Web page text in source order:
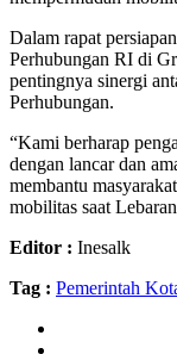
Dalam rapat
Perhubungan RI di
pentingnya sinergi
Perhubungan.
“Kami berharap
dengan lancar dan
membantu
mobilitas saat
Editor : Inesalk
Tag : Pemerintah